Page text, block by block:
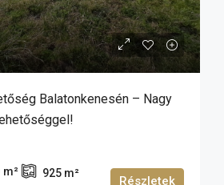
Balatonkenesén – Nagy
m² 925 m²
Részletek